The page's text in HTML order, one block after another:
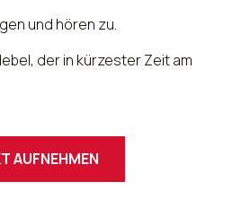
und hören zu.
der in kürzester Zeit am
AUFNEHMEN